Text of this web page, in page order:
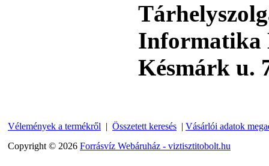
---------
Informatika
Késmárk u.
Vélemények a termékről | Összetett keresés | Vásárlói adatok
Copyright © 2026 Forrásvíz Webáruház - viztisztitobolt.hu